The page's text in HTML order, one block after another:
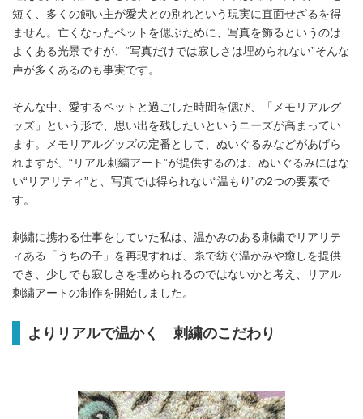
短く、多くの飼い主が愛犬との別れという現実に直面せざるを得
ません。亡くなったペットを偲ぶために、写真を飾るというのは
よくある光景ですが、“写真だけでは寂しさは埋められない”そんな
声が多くあるのも事実です。
そんな中、愛するペットと過ごした時間を偲び、「メモリアルグ
ッズ」という形で、思い出を残したいというニーズが高まってい
ます。メモリアルグッズの定番として、ぬいぐるみなどがあげら
れますが、“リアル刺繍アート”が提供するのは、ぬいぐるみにはな
い“リアリティ”と、写真では得られない“温もり”の2つの要素で
す。
刺繍に携わる仕事をしていた私は、温かみのある刺繍でリアリテ
ィある「うちの子」を再現すれば、糸で紡ぐ温かみや癒しを提供
でき、少しでも寂しさを埋められるのではないかと考え、リアル
刺繍アートの制作を開始しました。
よりリアルで温かく 刺繍のこだわり